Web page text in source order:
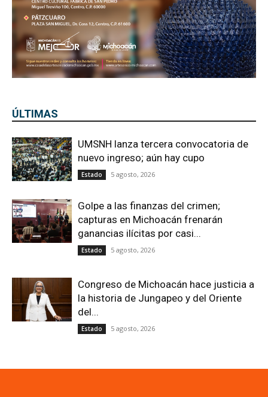
ÚLTIMAS
UMSNH lanza tercera convocatoria de
nuevo ingreso; aún hay cupo
Estado 5 agosto, 2026
Golpe a las finanzas del crimen;
capturas en Michoacán frenarán
ganancias ilícitas por casi...
Estado 5 agosto, 2026
Congreso de Michoacán hace justicia a
la historia de Jungapeo y del Oriente
del...
Estado 5 agosto, 2026